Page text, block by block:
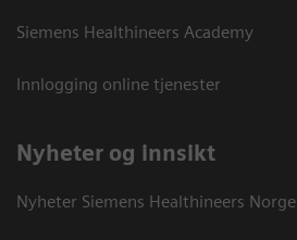
Siemens Healthineers Academy
Innlogging online tjenester
Nyheter og innsikt
Nyheter Siemens Healthineers Norge